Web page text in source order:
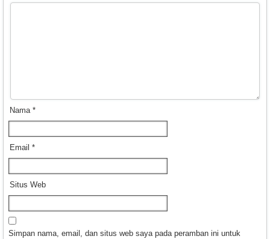
Nama *
Email *
Situs Web
Simpan nama, email, dan situs web saya pada peramban ini untuk